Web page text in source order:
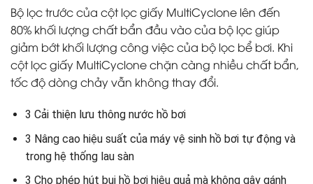
Bộ lọc trước của cột lọc giấy MultiCyclone lên đến
80% khối lượng chất bẩn đầu vào của bộ lọc giúp
giảm bớt khối lượng công việc của bộ lọc bể bơi. Khi
cột lọc giấy MultiCyclone chặn càng nhiều chất bẩn,
tốc độ dòng chảy vẫn không thay đổi.
3 Cải thiện lưu thông nước hồ bơi
3 Nâng cao hiệu suất của máy vệ sinh hồ bơi tự động và
trong hệ thống lau sàn
3 Cho phép hút bụi hồ bơi hiệu quả mà không gây gánh